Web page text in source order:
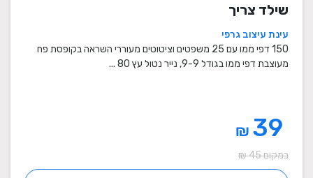
שילד צריך
עינת עיצוב גרפי
150 דפי ממו עם 25 משפטים וציטוטים מעוררי השראה בקופסת פח
מעוצבת דפי ממו בגודל 9-9, נייר נטול עץ 80 ...
₪
במקום 45 ₪